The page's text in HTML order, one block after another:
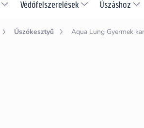
Védőfelszerelések Úszáshoz
Úszókesztyű Aqua Lung Gyermek